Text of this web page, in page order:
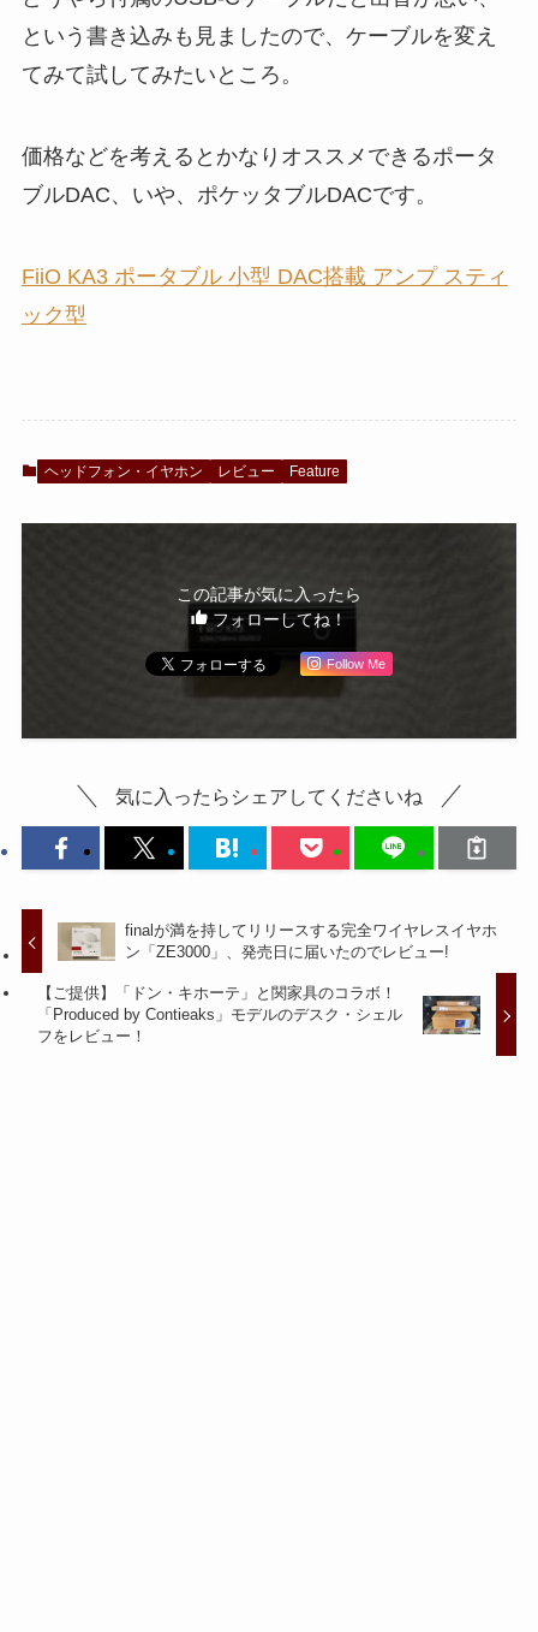
という書き込みも見ましたので、ケーブルを変え
てみて試してみたいところ。
価格などを考えるとかなりオススメできるポータ
ブルDAC、いや、ポケッタブルDACです。
FiiO KA3 ポータブル 小型 DAC搭載 アンプ スティ
ック型
ヘッドフォン・イヤホン レビュー Feature
この記事が気に入ったら
フォローしてね！
Follow Me
気に入ったらシェアしてくださいね
finalが満を持してリリースする完全ワイヤレスイヤホ
ン「ZE3000」、発売日に届いたのでレビュー!
【ご提供】「ドン・キホーテ」と関家具のコラボ！
「Produced by Contieaks」モデルのデスク・シェル
フをレビュー！